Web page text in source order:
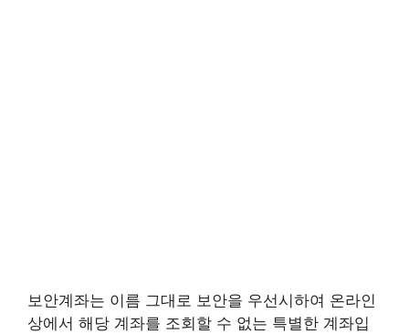
보안계좌는 이름 그대로 보안을 우선시하여 온라인
상에서 해당 계좌를 조회할 수 없는 특별한 계좌입